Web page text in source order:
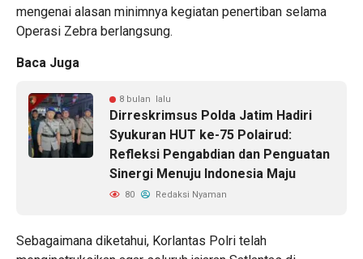
mengenai alasan minimnya kegiatan penertiban selama
Operasi Zebra berlangsung.
Baca Juga
8 bulan lalu
Dirreskrimsus Polda Jatim Hadiri
Syukuran HUT ke-75 Polairud:
Refleksi Pengabdian dan Penguatan
Sinergi Menuju Indonesia Maju
80 Redaksi Nyaman
Sebagaimana diketahui, Korlantas Polri telah